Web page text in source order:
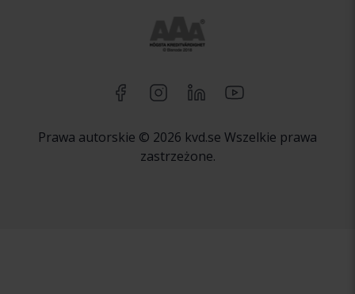
Prawa autorskie © 2026 kvd.se Wszelkie prawa
zastrzeżone.